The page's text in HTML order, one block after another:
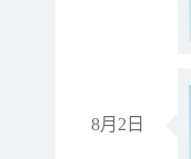
8月2日